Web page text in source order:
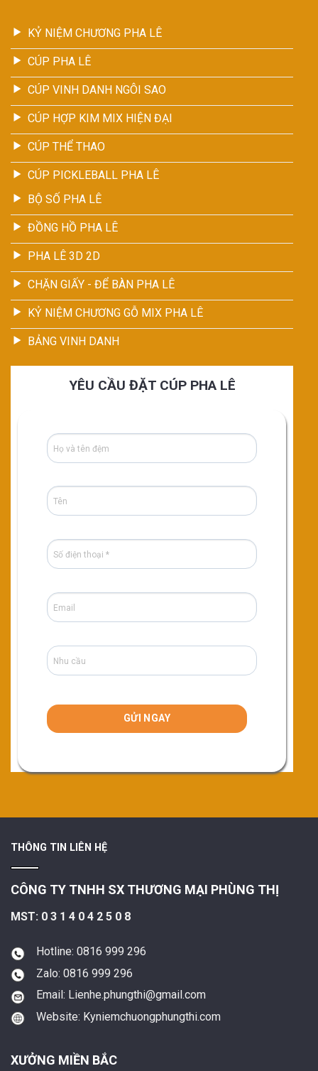
KỶ NIỆM CHƯƠNG PHA LÊ
CÚP PHA LÊ
CÚP VINH DANH NGÔI SAO
CÚP HỢP KIM MIX HIỆN ĐẠI
CÚP THỂ THAO
CÚP PICKLEBALL PHA LÊ
BỘ SỐ PHA LÊ
ĐỒNG HỒ PHA LÊ
PHA LÊ 3D 2D
CHẶN GIẤY - ĐỂ BÀN PHA LÊ
KỶ NIỆM CHƯƠNG GỖ MIX PHA LÊ
BẢNG VINH DANH
YÊU CẦU ĐẶT CÚP PHA LÊ
THÔNG TIN LIÊN HỆ
CÔNG TY TNHH SX THƯƠNG MẠI PHÙNG THỊ
MST: 0 3 1 4 0 4 2 5 0 8
Hotline: 0816 999 296
Zalo: 0816 999 296
Email: Lienhe.phungthi@gmail.com
Website: Kyniemchuongphungthi.com
XƯỞNG MIỀN BẮC